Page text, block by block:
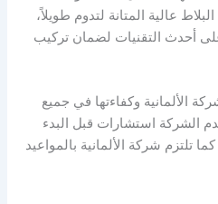
عالية المتانة لتدوم طويلاً،
أحدث التقنيات لضمان تركيب
الألمانية وكفاءتها في جميع
الشركة استشارات قبل البدء
تلتزم شركة الألمانية بالمواعيد